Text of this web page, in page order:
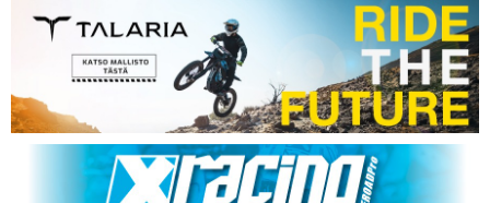
pääsisältöön